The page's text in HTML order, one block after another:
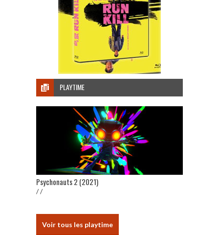
PLAYTIME
Psychonauts 2 (2021)
/ /
Voir tous les playtime